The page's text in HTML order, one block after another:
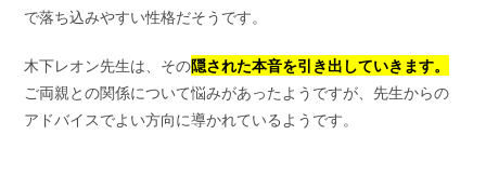
で落ち込みやすい性格だそうです。
木下レオン先生は、その隠された本音を引き出していきます。
ご両親との関係について悩みがあったようですが、先生からの
アドバイスでよい方向に導かれているようです。